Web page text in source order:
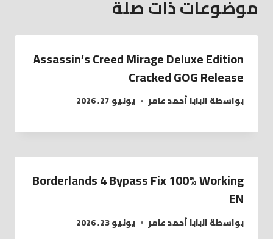
موضوعات ذات صلة
Assassin’s Creed Mirage Deluxe Edition
Cracked GOG Release
بواسطةالبابا أحمد عامر يونيو 27, 2026
Borderlands 4 Bypass Fix 100% Working
EN
بواسطةالبابا أحمد عامر يونيو 23, 2026